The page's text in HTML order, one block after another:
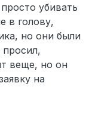
убивать
в голову,
но они были
просил,
веще, но он
на